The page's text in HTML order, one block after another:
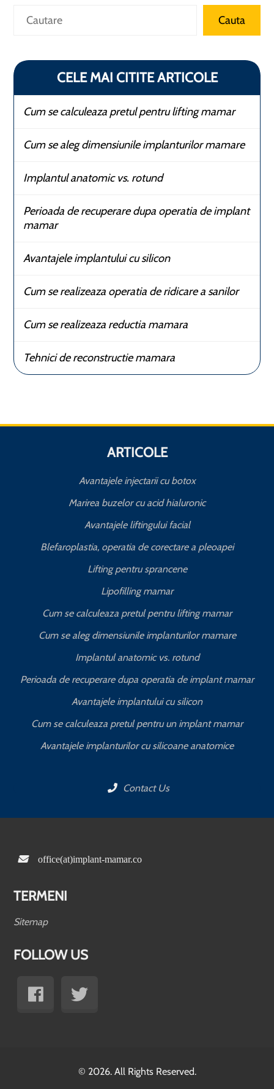
Caută Cauta
CELE MAI CITITE ARTICOLE
Cum se calculeaza pretul pentru lifting mamar
Cum se aleg dimensiunile implanturilor mamare
Implantul anatomic vs. rotund
Perioada de recuperare dupa operatia de implant
mamar
Avantajele implantului cu silicon
Cum se realizeaza operatia de ridicare a sanilor
Cum se realizeaza reductia mamara
Tehnici de reconstructie mamara
ARTICOLE
Avantajele injectarii cu botox
Marirea buzelor cu acid hialuronic
Avantajele liftingului facial
Blefaroplastia, operatia de corectare a pleoapei
Lifting pentru sprancene
Lipofilling mamar
Cum se calculeaza pretul pentru lifting mamar
Cum se aleg dimensiunile implanturilor mamare
Implantul anatomic vs. rotund
Perioada de recuperare dupa operatia de implant mamar
Avantajele implantului cu silicon
Cum se calculeaza pretul pentru un implant mamar
Avantajele implanturilor cu silicoane anatomice
Contact Us
office(at)implant-mamar.co
TERMENI
Sitemap
FOLLOW US
© 2026. All Rights Reserved.